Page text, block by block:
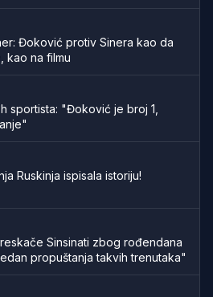
Đoković protiv Sinera kao da
kao na filmu
sportista: "Đoković je broj 1,
Ruskinja ispisala istoriju!
Sinsinati zbog rođendana
propuštanja takvih trenutaka"